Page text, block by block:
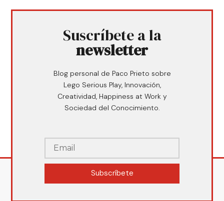
Suscríbete a la
newsletter
Blog personal de Paco Prieto sobre
Lego Serious Play, Innovación,
Creatividad, Happiness at Work y
Sociedad del Conocimiento.
Subscríbete